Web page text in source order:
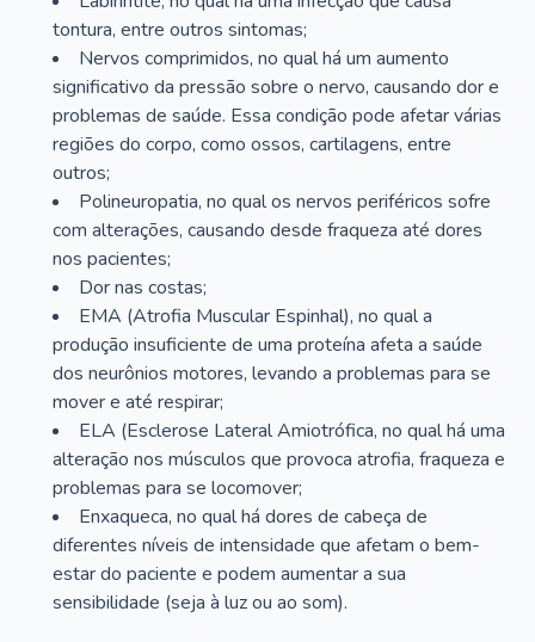
tontura, entre outros sintomas;
Nervos comprimidos, no qual há um aumento
significativo da pressão sobre o nervo, causando dor e
problemas de saúde. Essa condição pode afetar várias
regiões do corpo, como ossos, cartilagens, entre
outros;
Polineuropatia, no qual os nervos periféricos sofre
com alterações, causando desde fraqueza até dores
nos pacientes;
Dor nas costas;
EMA (Atrofia Muscular Espinhal), no qual a
produção insuficiente de uma proteína afeta a saúde
dos neurônios motores, levando a problemas para se
mover e até respirar;
ELA (Esclerose Lateral Amiotrófica, no qual há uma
alteração nos músculos que provoca atrofia, fraqueza e
problemas para se locomover;
Enxaqueca, no qual há dores de cabeça de
diferentes níveis de intensidade que afetam o bem-
estar do paciente e podem aumentar a sua
sensibilidade (seja à luz ou ao som).